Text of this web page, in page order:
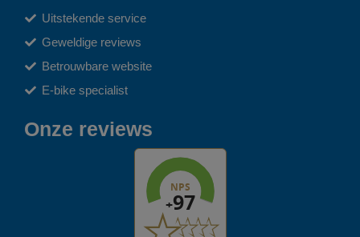
Uitstekende service
Geweldige reviews
Betrouwbare website
E-bike specialist
Onze reviews